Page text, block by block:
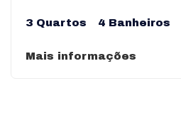
3 Quartos 4 Banheiros
Mais informações